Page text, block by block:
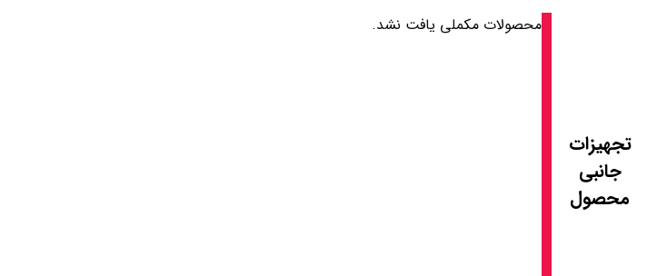
تجهیزات
جانبی
محصول
محصولات مکملی یافت نشد.